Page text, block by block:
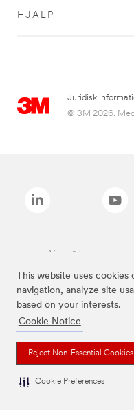
This website uses
navigation, analyze site
based on your interests.
Cookie Notice
Reject Non-Essential Cookies
Cookie Preferences
HJÄLP
Juridisk
© 3M 2026.
Varumärken som